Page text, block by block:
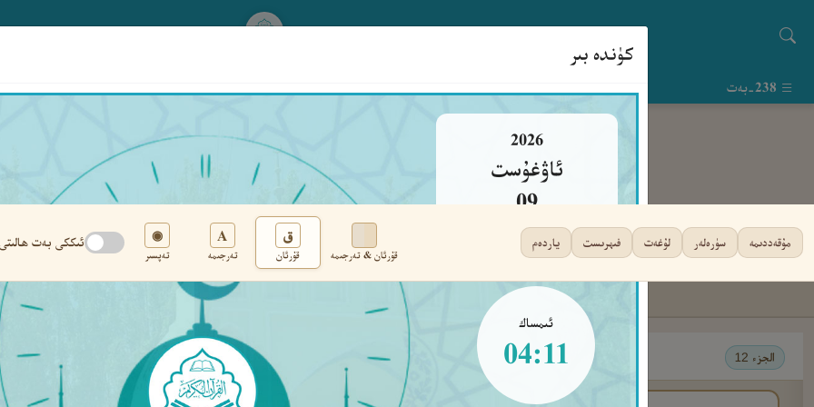
كۈندە بىر
2026
ئاۋغۇست
09
يەكشەنبە
ئىمساك
04:11
مۇقەددىمە سۈرەلەر لۇغەت فىھرىست ياردەم
قۇرئان & تەرجىمە
ق
قۇرئان
A
تەرجىمە
◉
تەپسىر
ئىككى بەت ھالىتى
تەڭشەك
الجزء 12 ‹ ‹ ٢٣٨ › ›